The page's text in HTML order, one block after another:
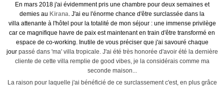
En mars 2018 j'ai évidemment pris une chambre pour deux semaines et
demies au Kirana . J'ai eu l'énorme chance d'être surclassée dans la
villa attenante à l'hôtel pour la totalité de mon séjour : une immense privilège
car ce magnifique havre de paix est maintenant en train d'être transformé en
espace de co-working. Inutile de vous préciser que j'ai savouré chaque
jour passé dans 'ma' villa tropicale. J'ai été très honorée d'avoir été la dernière
cliente de cette villa remplie de good vibes, je la considérais comme ma
seconde maison...
La raison pour laquelle j'ai bénéficié de ce surclassement c'est, en plus grâce